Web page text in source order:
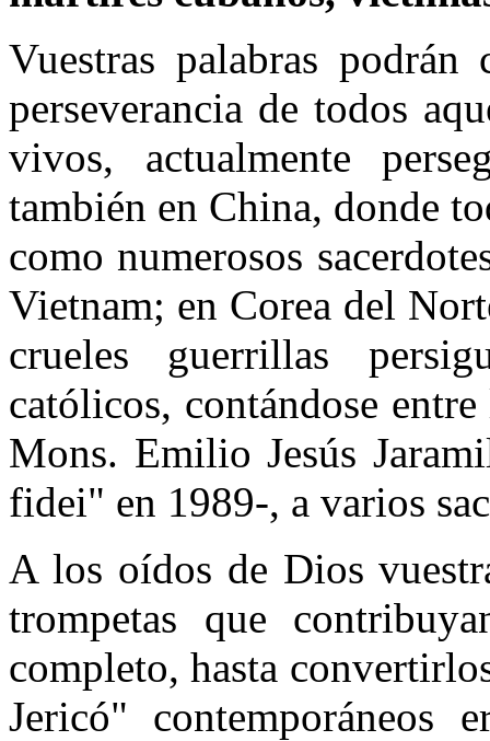
Vuestras palabras
perseverancia de todos
vivos, actualmente
también en China, donde
como numerosos
Vietnam; en Corea del
crueles guerrillas
católicos, contándose
Mons. Emilio Jesús
fidei" en 1989-, a varios
A los oídos de Dios
trompetas que
completo, hasta
Jericó" contemporáneos